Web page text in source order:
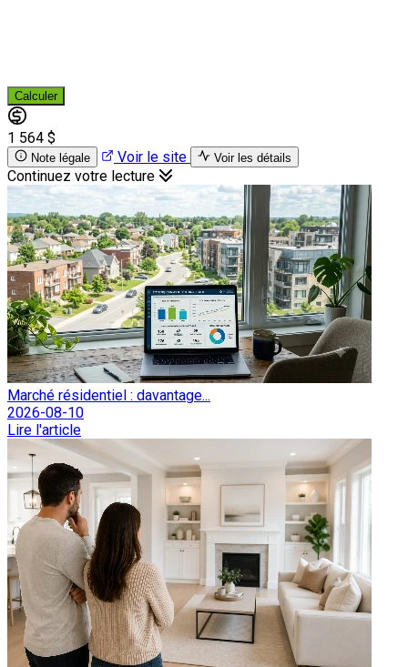
Calculer
1 564 $
Note légale Voir le site Voir les détails
Continuez votre lecture
Marché résidentiel : davantage...
2026-08-10
Lire l'article